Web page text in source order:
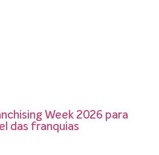
Week 2026 para
das franquias